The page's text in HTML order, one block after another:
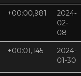
+00:00,981
2024-
02-
08
+00:01,145
2024-
01-30